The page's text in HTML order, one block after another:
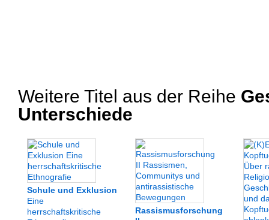
Weitere Titel aus der Reihe
Unterschiede
Schule und Exklusion
Eine
herrschaftskritische
Rassismusforschung